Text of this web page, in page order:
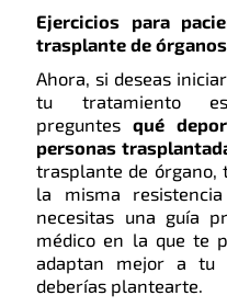
Ejercicios para
trasplante de órganos
Ahora, si deseas
tu tratamiento
preguntes qué
personas
trasplante de órgano,
la misma
necesitas una guía
médico en la que te
adaptan mejor a tu
deberías plantearte.